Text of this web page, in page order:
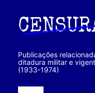
principalPublicações
ditadura militar e
(1933-1974)